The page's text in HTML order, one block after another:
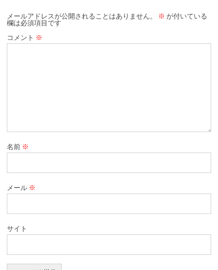
メールアドレスが公開されることはありません。 ※ が付いている
欄は必須項目です
コメント ※
名前 ※
メール ※
サイト